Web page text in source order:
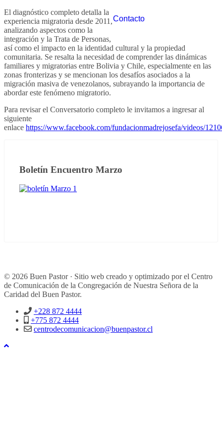
Contacto
El diagnóstico completo detalla la
experiencia migratoria desde 2011,
analizando aspectos como la
integración y la Trata de Personas,
así como el impacto en la identidad cultural y la propiedad
comunitaria. Se resalta la necesidad de comprender las dinámicas
familiares y migratorias entre Bolivia y Chile, especialmente en las
zonas fronterizas y se mencionan los desafíos asociados a la
migración masiva de venezolanos, subrayando la importancia de
abordar este fenómeno migratorio.
Para revisar el Conversatorio completo le invitamos a ingresar al
siguiente
enlace https://www.facebook.com/fundacionmadrejosefa/videos/
Boletín Encuentro Marzo
© 2026 Buen Pastor · Sitio web creado y optimizado por el Centro
de Comunicación de la Congregación de Nuestra Señora de la
Caridad del Buen Pastor.
+228 872 4444
+775 872 4444
centrodecomunicacion@buenpastor.cl